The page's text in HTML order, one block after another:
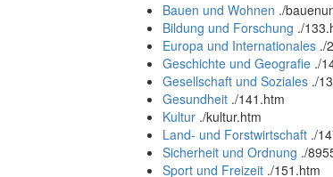
Bauen und Wohnen ./
Bildung und Forschung ./
Europa und Internationales ./
Geschichte und Geografie ./
Gesellschaft und Soziales ./
Gesundheit ./141.htm
Kultur ./kultur.htm
Land- und Forstwirtschaft ./
Sicherheit und Ordnung ./
Sport und Freizeit ./151.htm